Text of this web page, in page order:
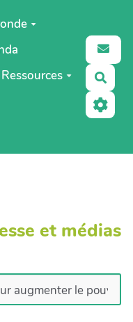
Ressources
et médias